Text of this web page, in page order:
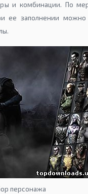
и комбинации. По
ее заполнении можно
персонажа